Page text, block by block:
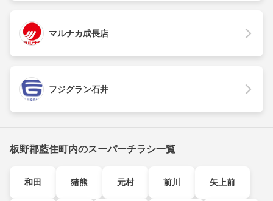
マルナカ成長店
フジグラン石井
板野郡藍住町内のスーパーチラシ一覧
和田 猪熊 元村 前川 矢上前